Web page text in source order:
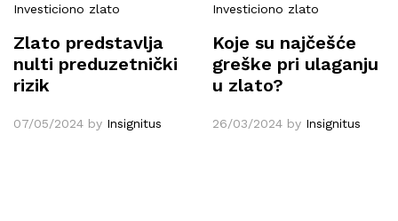
Investiciono zlato
Zlato predstavlja
nulti preduzetnički
rizik
07/05/2024 by Insignitus
Investiciono zlato
Koje su najčešće
greške pri ulaganju
u zlato?
26/03/2024 by Insignitus